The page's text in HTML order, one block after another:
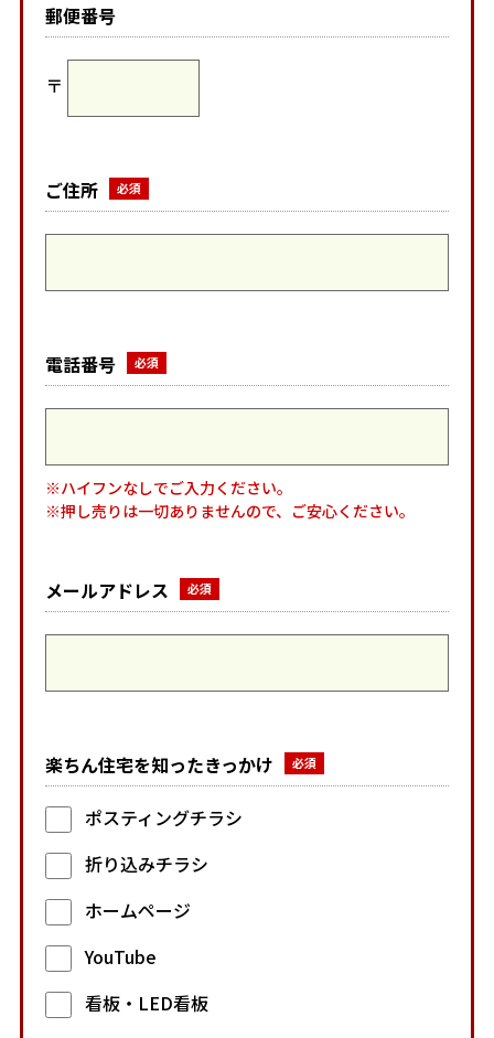
郵便番号
〒
ご住所
電話番号
※ハイフンなしでご入力ください。
※押し売りは一切ありませんので、ご安心ください。
メールアドレス
楽ちん住宅を知ったきっかけ
ポスティングチラシ
折り込みチラシ
ホームページ
YouTube
看板・LED看板